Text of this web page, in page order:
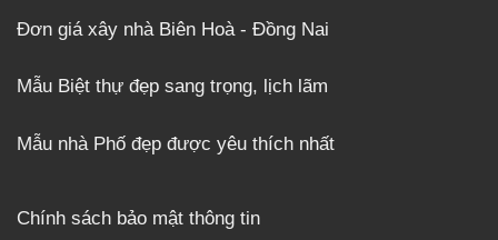
Đơn giá xây nhà Biên Hoà - Đồng Nai
Mẫu Biệt thự đẹp sang trọng, lịch lãm
Mẫu nhà Phố đẹp được yêu thích nhất
Chính sách bảo mật thông tin